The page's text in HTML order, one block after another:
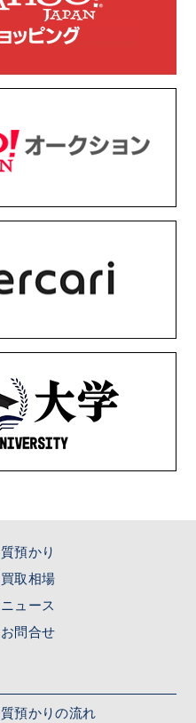
質預かり
買取相場
ニュース
お問合せ
質預かりの流れ